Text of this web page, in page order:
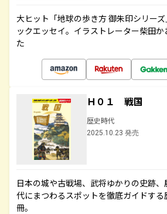
大ヒット「地球の歩き方 御朱印シリー
ックエッセイ。イラストレーター柴田
た
Ｈ０１ 戦国
歴史時代
2025.10.23 発売
日本の城や古戦場、武将ゆかりの史跡
代にまつわるスポットを徹底ガイドす
冊。